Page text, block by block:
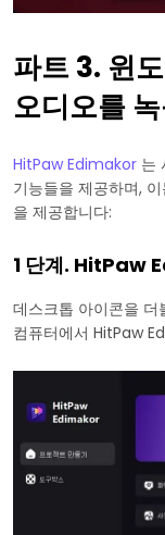
파트 3. 윈
오디오를
HitPaw Edimakor 는
기능들을 제공하며,
을 제공합니다:
1 단계. HitPaw
데스크톱 아이콘을 더
컴퓨터에서 HitPaw